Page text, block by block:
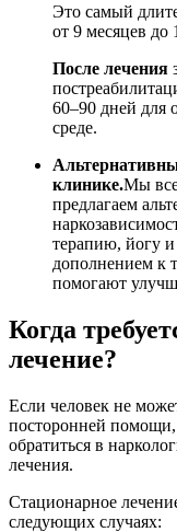
Это самый
от 9 месяцев до
После лечения
60–90 дней для
среде.
клинике.Мы
предлагаем
терапию, йогу
дополнением к
помогают
Когда
лечение?
Если человек не
посторонней помощи,
обратиться в
лечения.
Стационарное
следующих случаях: